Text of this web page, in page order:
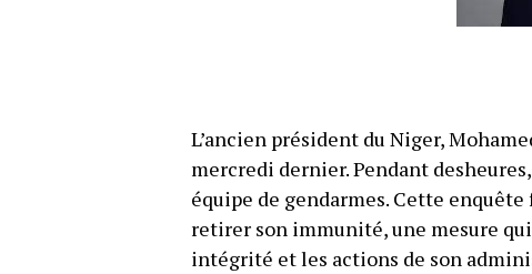
L’ancien président du Niger,
mercredi dernier. Pendant
équipe de gendarmes. Cette
retirer son immunité, une mesure
intégrité et les actions de son